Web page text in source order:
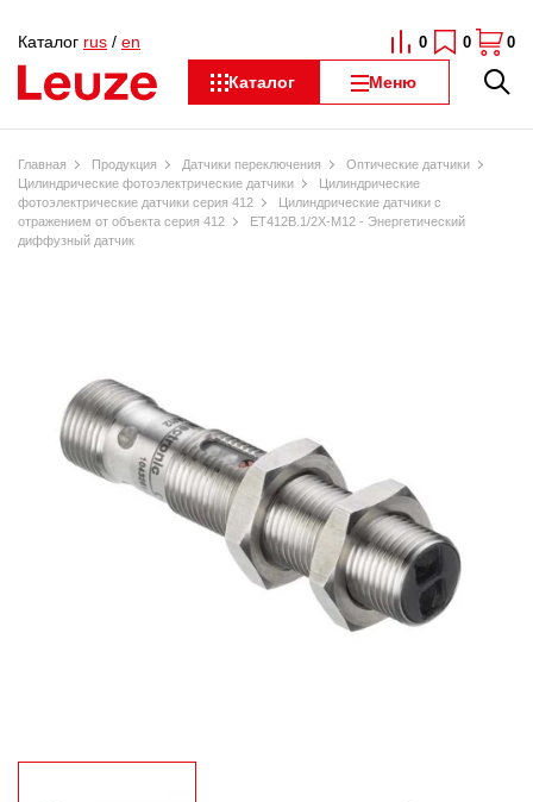
Каталог Меню
Каталог rus / en 0 0 0
Главная Продукция Датчики переключения
Оптические датчики
Цилиндрические фотоэлектрические датчики
Цилиндрические
фотоэлектрические датчики серия 412
Цилиндрические датчики с
отражением от объекта серия 412
ET412B.1/2X-M12 - Энергетический
диффузный датчик